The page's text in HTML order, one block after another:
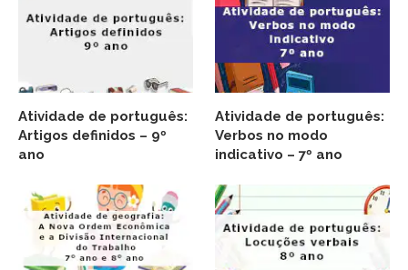
Atividade de português:
Artigos definidos – 9º
ano
Atividade de português:
Verbos no modo
indicativo – 7º ano